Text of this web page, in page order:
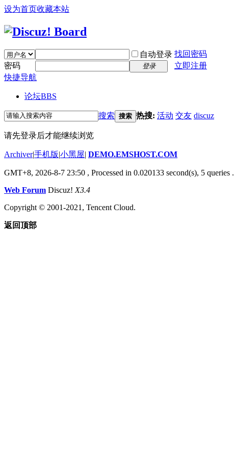
设为首页收藏本站
自动登录 找回密码
密码
登录
立即注册
快捷导航
论坛BBS
搜索 搜索 热搜: 活动 交友 discuz
请先登录后才能继续浏览
Archiver|手机版|小黑屋| DEMO.EMSHOST.COM
GMT+8, 2026-8-7 23:50 , Processed in 0.020133 second(s), 5 queries .
Web Forum Discuz! X3.4
Copyright © 2001-2021, Tencent Cloud.
返回顶部